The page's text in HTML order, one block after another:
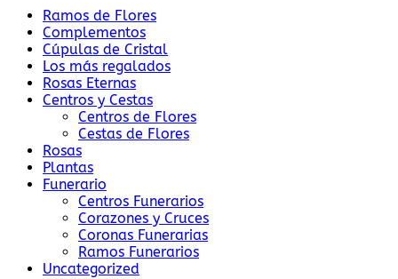
Ramos de Flores
Complementos
Cúpulas de Cristal
Los más regalados
Rosas Eternas
Centros y Cestas
Centros de Flores
Cestas de Flores
Rosas
Plantas
Funerario
Centros Funerarios
Corazones y Cruces
Coronas Funerarias
Ramos Funerarios
Uncategorized